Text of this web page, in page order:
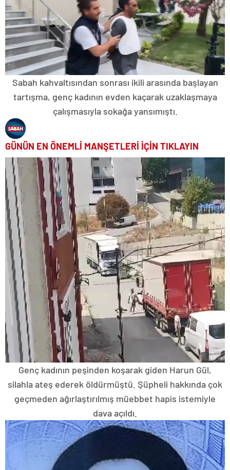
Sabah kahvaltısından sonrası ikili arasında başlayan
tartışma, genç kadının evden kaçarak uzaklaşmaya
çalışmasıyla sokağa yansımıştı.
GÜNÜN EN ÖNEMLİ MANŞETLERİ İÇİN TIKLAYIN
Genç kadının peşinden koşarak giden Harun Gül,
silahla ateş ederek öldürmüştü. Şüpheli hakkında çok
geçmeden ağırlaştırılmış müebbet hapis istemiyle
dava açıldı.